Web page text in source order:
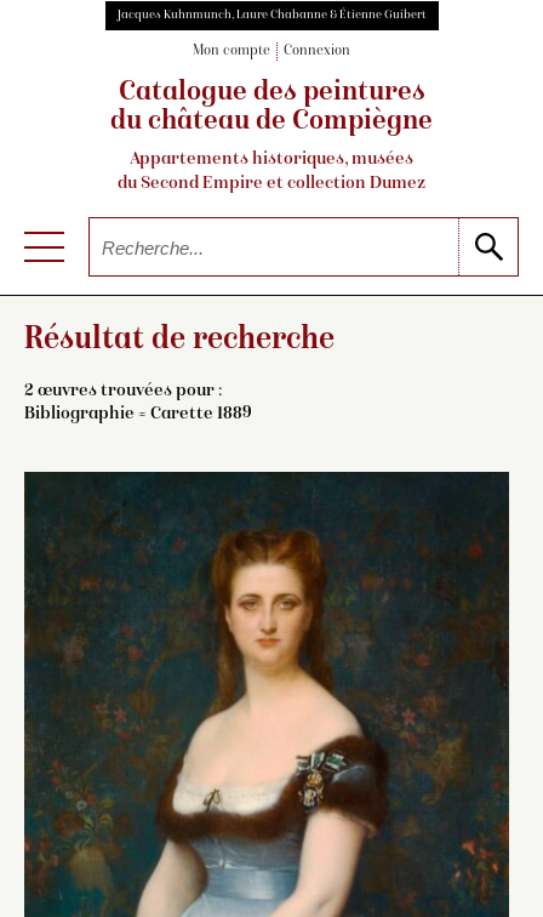
Jacques Kuhnmunch, Laure Chabanne & Étienne Guibert
Mon compte Connexion
Catalogue des peintures
du château de Compiègne
Appartements historiques, musées
du Second Empire et collection Dumez
Résultat de recherche
2 œuvres trouvées pour :
Bibliographie = Carette 1889